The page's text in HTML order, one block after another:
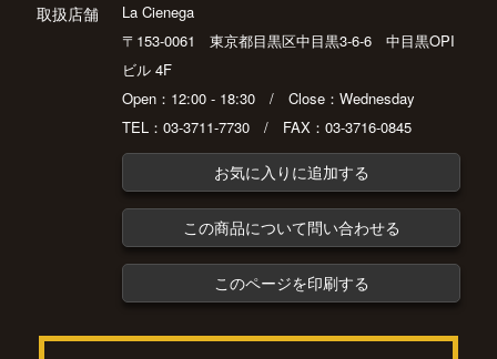
取扱店舗
La Cienega
〒153-0061 東京都目黒区中目黒3-6-6 中目黒OPI
ビル 4F
Open：12:00 - 18:30 / Close：Wednesday
TEL：03-3711-7730 / FAX：03-3716-0845
お気に入りに追加する
この商品について問い合わせる
このページを印刷する